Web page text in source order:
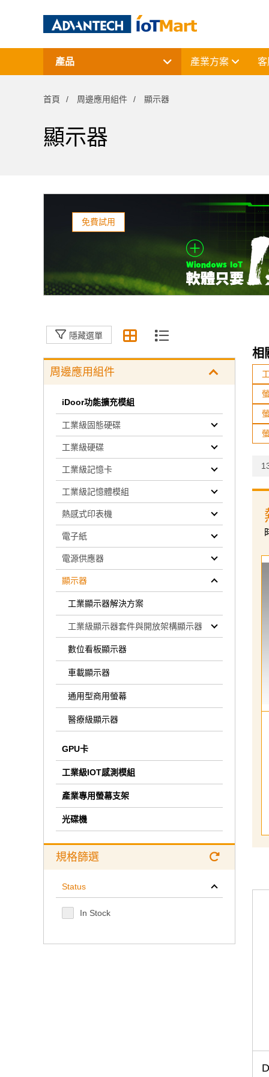
產品 產業方案
電腦平台
周邊應用組件
授權軟體與研華課程
首頁 周邊應用組件 顯示器
顯示器
免費試用
隱藏選單
周邊應用組件
iDoor功能擴充模組
工業級固態硬碟
工業級硬碟
工業級記憶卡
工業級記憶體模組
熱感式印表機
電子紙
電源供應器
顯示器
工業顯示器解決方案
工業級顯示器套件與開放架構顯示器
數位看板顯示器
車載顯示器
通用型商用螢幕
醫療級顯示器
GPU卡
工業級IOT感測模組
產業專用螢幕支架
光碟機
規格篩選
Status
In Stock
相